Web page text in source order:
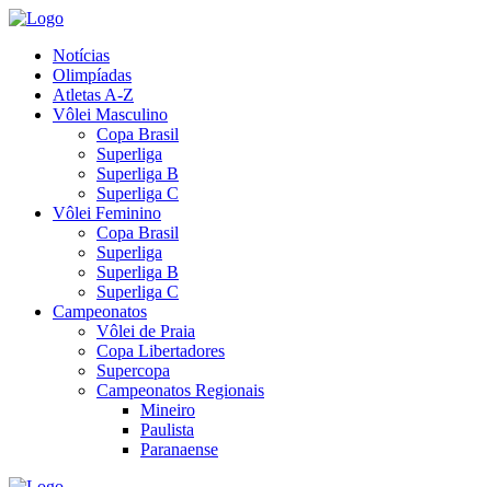
Notícias
Olimpíadas
Atletas A-Z
Vôlei Masculino
Copa Brasil
Superliga
Superliga B
Superliga C
Vôlei Feminino
Copa Brasil
Superliga
Superliga B
Superliga C
Campeonatos
Vôlei de Praia
Copa Libertadores
Supercopa
Campeonatos Regionais
Mineiro
Paulista
Paranaense